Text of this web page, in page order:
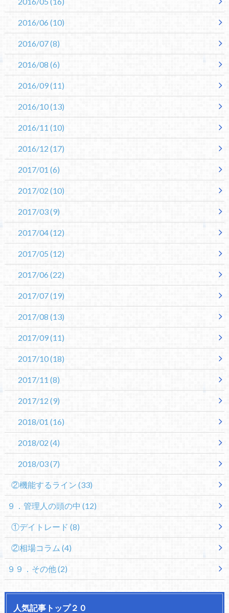
2016/06 (10)
2016/07(8)
2016/08 (6)
2016/09(11)
2016/10(13)
2016/11 (10)
2016/12 (17)
2017/01 (6)
2017/02 (10)
2017/03(9)
2017/04(12)
2017/05 (12)
2017/06(22)
2017/07(19)
2017/08 (13)
2017/09(11)
2017/10(18)
2017/11 (8)
2017/12 (9)
2018/01 (16)
2018/02 (4)
2018/03(7)
②機能するライン (33)
９．管理人の頭の中 (12)
①デイトレード (8)
②相場コラム (4)
９９．その他(2)
人気記事トップ２０